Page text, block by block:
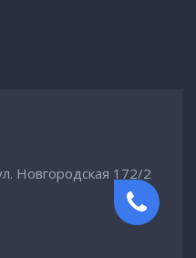
Новгородская 172/2